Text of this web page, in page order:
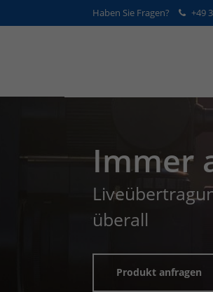
Haben Sie Fragen? +49
Immer
überall
Produkt anfragen